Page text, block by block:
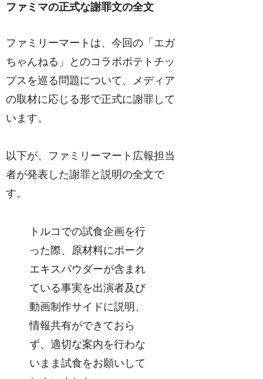
ファミマの正式な謝罪文の全文
ファミリーマートは、今回の「エガ
ちゃんねる」とのコラボポテトチッ
プスを巡る問題について、メディア
の取材に応じる形で正式に謝罪して
います。
以下が、ファミリーマート広報担当
者が発表した謝罪と説明の全文で
す。
トルコでの試食企画を行
った際、原材料にポーク
エキスパウダーが含まれ
ている事実を出演者及び
動画制作サイドに説明、
情報共有ができておら
ず、適切な案内を行わな
いまま試食をお願いして